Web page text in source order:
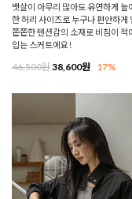
뱃살이 아무리 많아도 유연하게 늘
한 허리 사이즈로 누구나 편안하게
쫀쫀한 텐션감의 소재로 비침이 적
입는 스커트에요!
46,500원38,600원 17%